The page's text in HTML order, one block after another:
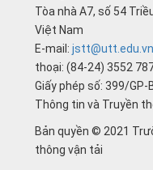
Tòa nhà A7, số 54
Việt Nam
E-mail: jstt@utt.edu.vn
thoại: (84-24) 3552
Giấy phép số: 399/
Thông tin và Truyền
Bản quyền © 2021
thông vận tải